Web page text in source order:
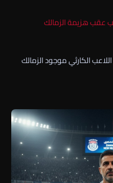
عقب هزيمة الزمالك
الكارثي موجود الزمالك